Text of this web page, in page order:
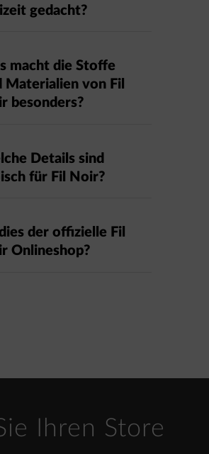
gedacht?
macht die Stoffe
Materialien von Fil
besonders?
Details sind
für Fil Noir?
der offizielle Fil
Onlineshop?
Ihren Store